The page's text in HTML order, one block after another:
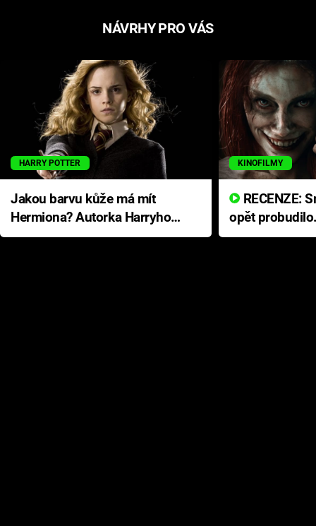
NÁVRHY PRO VÁS
HARRY POTTER
Jakou barvu kůže má mít
Hermiona? Autorka Harryho
Pottera přišla s ráznou
KINOFILMY
opět
přichází s